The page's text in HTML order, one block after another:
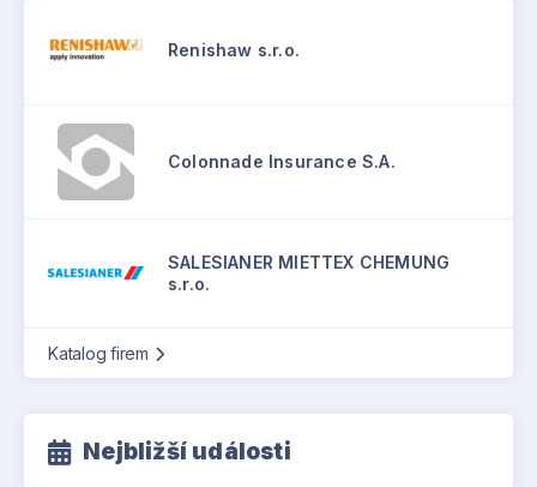
Renishaw s.r.o.
Colonnade Insurance S.A.
SALESIANER MIETTEX CHEMUNG
s.r.o.
Katalog firem
Nejbližší události